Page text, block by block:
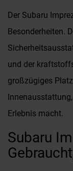
Der Subaru
Besonderheiten.
und der
großzügiges
Erlebnis macht.
Subaru